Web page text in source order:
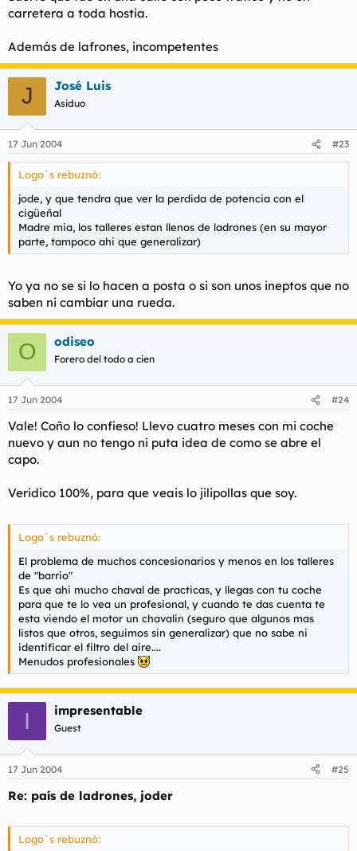
carretera a toda hostia.
Además de lafrones, incompetentes
J José Luis
Asiduo
17 Jun 2004 #23
Logo´s rebuznó:
jode, y que tendra que ver la perdida de potencia con el
cigüeñal
Madre mia, los talleres estan llenos de ladrones (en su mayor
parte, tampoco ahi que generalizar)
Yo ya no se si lo hacen a posta o si son unos ineptos que no
saben ni cambiar una rueda.
O odiseo
Forero del todo a cien
17 Jun 2004 #24
Vale! Coño lo confieso! Llevo cuatro meses con mi coche
nuevo y aun no tengo ni puta idea de como se abre el
capo.
Veridico 100%, para que veais lo jilipollas que soy.
Logo´s rebuznó:
El problema de muchos concesionarios y menos en los talleres
de "barrio"
Es que ahi mucho chaval de practicas, y llegas con tu coche
para que te lo vea un profesional, y cuando te das cuenta te
esta viendo el motor un chavalin (seguro que algunos mas
listos que otros, seguimos sin generalizar) que no sabe ni
identificar el filtro del aire....
Menudos profesionales
I impresentable
Guest
17 Jun 2004 #25
Re: país de ladrones, joder
Logo´s rebuznó: